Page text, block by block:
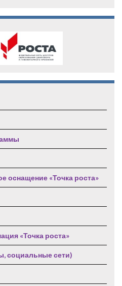
оснащение «Точка роста»
«Точка роста»
социальные сети)